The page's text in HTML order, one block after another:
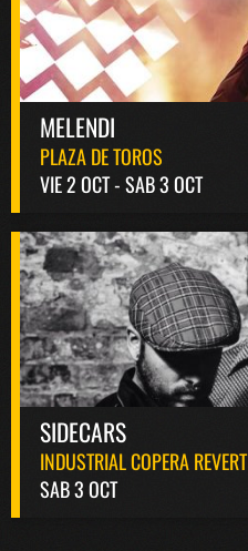
MELENDI
PLAZA DE TOROS
VIE 2 OCT - SAB 3 OCT
SIDECARS
INDUSTRIAL COPERA REVERT
SAB 3 OCT